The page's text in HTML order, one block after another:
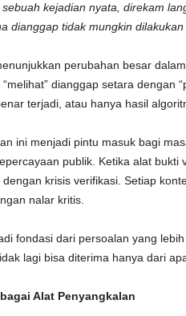
sebuah kejadian nyata, direkam
dianggap tidak mungkin dilakukan
perubahan besar
dianggap setara dengan
terjadi, atau hanya hasil
ini menjadi pintu masuk bagi
publik. Ketika alat
krisis verifikasi. Setiap
nalar kritis.
fondasi dari persoalan yang
lagi bisa diterima hanya dari
Alat Penyangkalan